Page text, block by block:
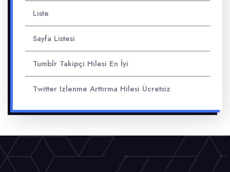
Liste
Sayfa Listesi
Tumblr Takipçi Hilesi En İyi
Twitter Izlenme Arttırma Hilesi Ücretsiz